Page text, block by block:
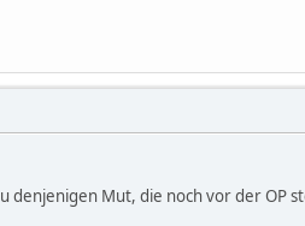
denjenigen Mut, die noch vor der OP